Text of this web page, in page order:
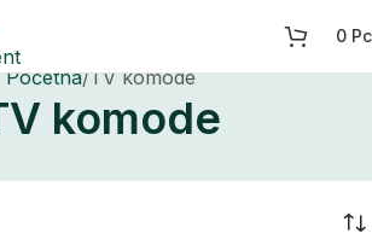
0
Početna TV komode
komode